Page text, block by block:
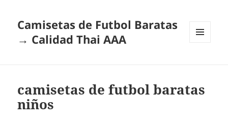
Camisetas de Futbol Baratas
→ Calidad Thai AAA
camisetas de futbol baratas
niños